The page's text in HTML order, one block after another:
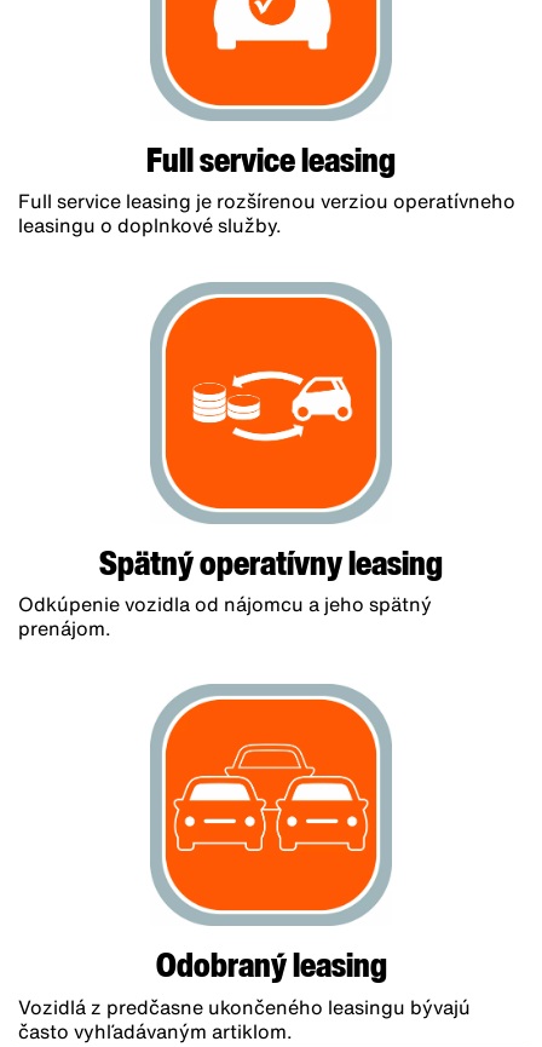
Full service leasing
Full service leasing je rozšírenou verziou operatívneho
leasingu o doplnkové služby.
Spätný operatívny leasing
Odkúpenie vozidla od nájomcu a jeho spätný
prenájom.
Odobraný leasing
Vozidlá z predčasne ukončeného leasingu bývajú
často vyhľadávaným artiklom.